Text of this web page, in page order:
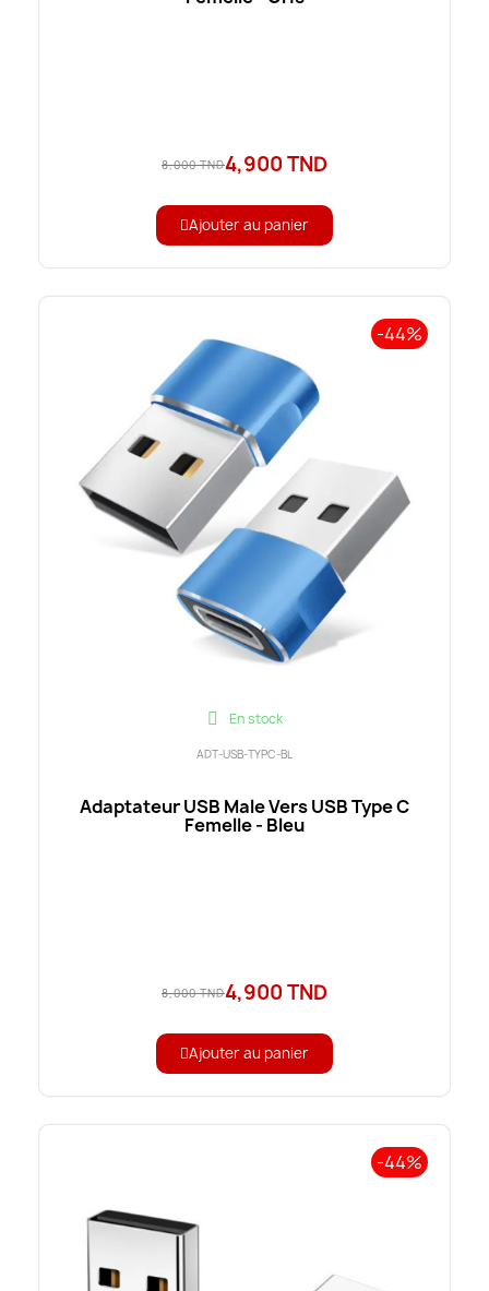
8,000 TND4,900 TND
Ajouter au panier
-44%
En stock
ADT-USB-TYPC-BL
Adaptateur USB Male Vers USB Type C
Femelle - Bleu
8,000 TND4,900 TND
Ajouter au panier
-44%